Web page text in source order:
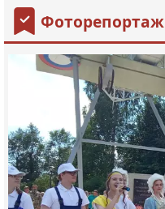
Фоторепортаж